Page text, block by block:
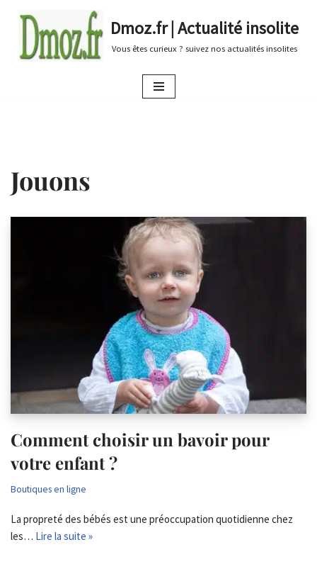
au
Dmoz.fr | Actualité insolite
Vous êtes curieux ? suivez nos actualités insolites
Jouons
Comment choisir un bavoir pour
votre enfant ?
Boutiques en ligne
La propreté des bébés est une préoccupation quotidienne chez
les… Lire la suite »